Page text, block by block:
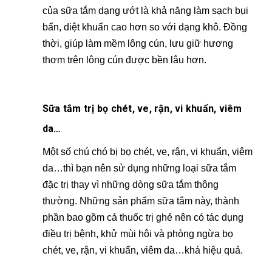
của sữa tắm dạng ướt là khả năng làm sạch bụi
bẩn, diệt khuẩn cao hơn so với dạng khô. Đồng
thời, giúp làm mềm lông cún, lưu giữ hương
thơm trên lông cún được bền lâu hơn.
Sữa tắm trị bọ chét, ve, rận, vi khuẩn, viêm
da…
Một số chú chó bị bọ chét, ve, rận, vi khuẩn, viêm
da…thì bạn nên sử dụng những loại sữa tắm
đặc trị thay vì những dòng sữa tắm thông
thường. Những sản phẩm sữa tắm này, thành
phần bao gồm cả thuốc trị ghẻ nên có tác dụng
điều trị bệnh, khử mùi hôi và phòng ngừa bọ
chét, ve, rận, vi khuẩn, viêm da…khá hiệu quả.